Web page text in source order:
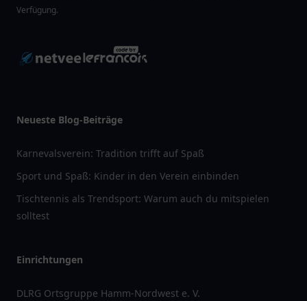
Verfügung.
Neueste Blog-Beiträge
Karnevalsverein: Tradition trifft auf Spaß
Sport und Spaß: Kinder in den Verein einbinden
Tischtennis als Trendsport: Warum auch du mitspielen
solltest
Einrichtungen
DLRG Ortsgruppe Hamm-Nordwest e. V.